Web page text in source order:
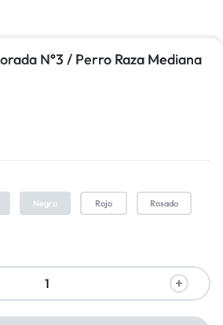
N°3 / Perro Raza Mediana
Negro Rojo Rosado